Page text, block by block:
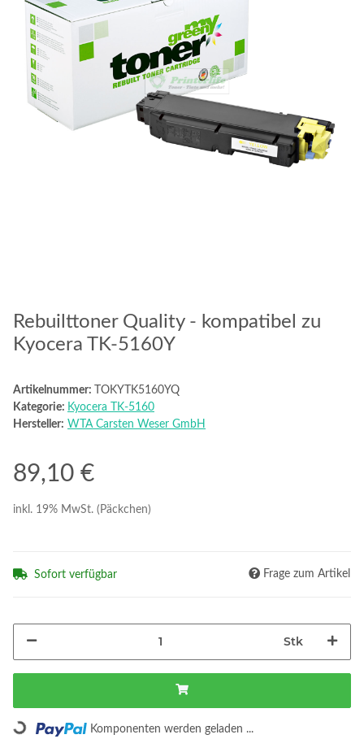
Rebuilttoner Quality - kompatibel zu
Kyocera TK-5160Y
Artikelnummer:
TOKYTK5160YQ
Kategorie: Kyocera TK-5160
Hersteller: WTA Carsten Weser GmbH
89,10 €
inkl. 19% MwSt. (Päckchen)
Sofort verfügbar Frage zum Artikel
Stk
Loading... Komponenten werden geladen ...